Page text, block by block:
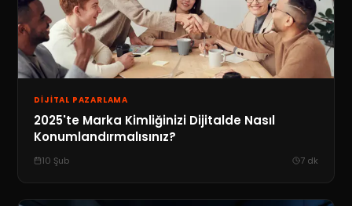
DIJITAL PAZARLAMA
2025'te Marka Kimliğinizi Dijitalde Nasıl
Konumlandırmalısınız?
10 Şub 7dk